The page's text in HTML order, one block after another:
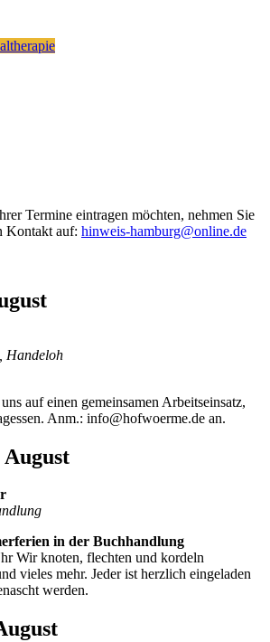
Termine eintragen möchten, nehmen Sie
Kontakt auf: hinweis-hamburg@online.de
Handeloh
auf einen gemeinsamen Arbeitseinsatz,
Anm.: info@hofwoerme.de an.
in der Buchhandlung
Wir knoten, flechten und kordeln
vieles mehr. Jeder ist herzlich eingeladen
werden.